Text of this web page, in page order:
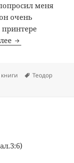
меня
очень
принтере
Школа Христа •
Метки
Теодор
Христа • Скачать